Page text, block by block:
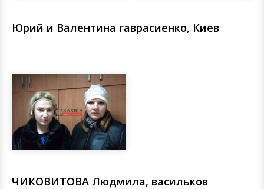
Юрий и Валентина гаврасиенко, Киев
ЧИКОВИТОВА Людмила, васильков